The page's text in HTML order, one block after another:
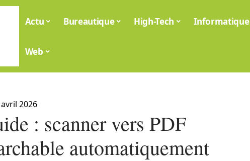
Actu Bureautique High-Tech Informatique
Web
2026
: scanner vers PDF
automatiquement